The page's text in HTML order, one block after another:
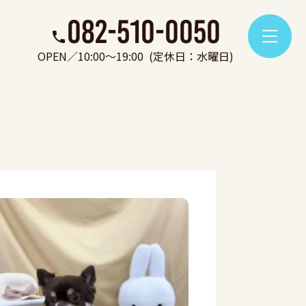
082-510-0050
OPEN／10:00～19:00 (定休日：水曜日)